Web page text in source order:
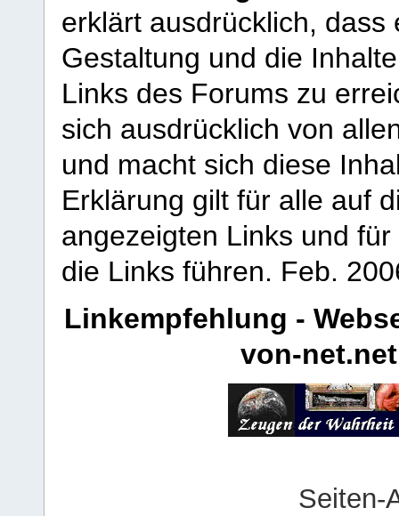
erklärt ausdrücklich,
Gestaltung und die
Links des Forums zu
sich ausdrücklich von
und macht sich diese
Erklärung gilt für alle auf
angezeigten Links und
die Links führen. Feb.
Linkempfehlung -
von-net.net
Seiten-